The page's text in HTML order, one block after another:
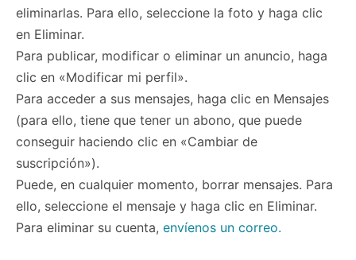
eliminarlas. Para ello, seleccione la foto y haga clic
en Eliminar.
Para publicar, modificar o eliminar un anuncio, haga
clic en «Modificar mi perfil».
Para acceder a sus mensajes, haga clic en Mensajes
(para ello, tiene que tener un abono, que puede
conseguir haciendo clic en «Cambiar de
suscripción»).
Puede, en cualquier momento, borrar mensajes. Para
ello, seleccione el mensaje y haga clic en Eliminar.
Para eliminar su cuenta, envíenos un correo.